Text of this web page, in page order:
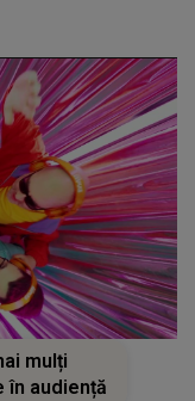
mulți
audiență